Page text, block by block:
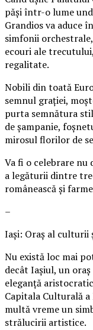
păși într-o lume
Grandios va aduce
simfonii
ecouri ale
regalitate.
Nobili din toată
semnul grației,
purta semnătura
de șampanie,
mirosul florilor de
Va fi o celebrare
a legăturii dintre
românească și
–
Iași: Oraș al
Nu există loc mai
decât Iașiul, un
eleganță
Capitala Culturală a
multă vreme un
strălucirii artistice.